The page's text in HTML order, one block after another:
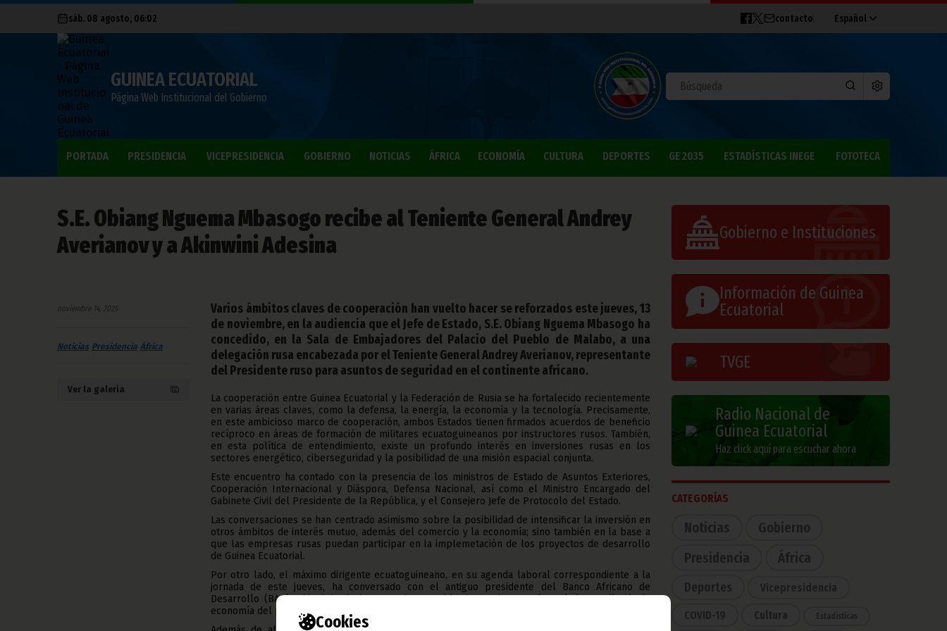
Cookies
sáb. 08 agosto, 06:02 contacto Español
GUINEA ECUATORIAL
Página Web Institucional del Gobierno
PORTADA PRESIDENCIA VICEPRESIDENCIA GOBIERNO NOTICIAS ÁFRICA ECONOMÍA CULTURA DEPORTES GE 2035 ESTADÍSTICAS INEGE FOTOTECA
S.E. Obiang Nguema Mbasogo recibe al Teniente General Andrey
Averianov y a Akinwini Adesina
noviembre 14, 2025
Noticias Presidencia África
Ver la galería
Varios ámbitos claves de cooperación han vuelto hacer se reforzados este jueves, 13
de noviembre, en la audiencia que el Jefe de Estado, S.E. Obiang Nguema Mbasogo ha
concedido, en la Sala de Embajadores del Palacio del Pueblo de Malabo, a una
delegación rusa encabezada por el Teniente General Andrey Averianov, representante
del Presidente ruso para asuntos de seguridad en el continente africano.
La cooperación entre Guinea Ecuatorial y la Federación de Rusia se ha fortalecido recientemente
en varias áreas claves, como la defensa, la energía, la economía y la tecnología. Precisamente,
en este ambicioso marco de cooperación, ambos Estados tienen firmados acuerdos de beneficio
recíproco en áreas de formación de militares ecuatoguineanos por instructores rusos. También,
en esta política de entendimiento, existe un profundo interés en inversiones rusas en los
sectores energético, ciberseguridad y la posibilidad de una misión espacial conjunta.
Este encuentro ha contado con la presencia de los ministros de Estado de Asuntos Exteriores,
Cooperación Internacional y Diáspora, Defensa Nacional, así como el Ministro Encargado del
Gabinete Civil del Presidente de la República, y el Consejero Jefe de Protocolo del Estado.
Las conversaciones se han centrado asimismo sobre la posibilidad de intensificar la inversión en
otros ámbitos de interés mutuo, además del comercio y la economía; sino también en la base a
que las empresas rusas puedan participar en la implemetación de los proyectos de desarrollo
de Guinea Ecuatorial.
Por otro lado, el máximo dirigente ecuatoguineano, en su agenda laboral correspondiente a la
jornada de este jueves, ha conversado con el antiguo presidente del Banco Africano de
Desarrollo (BAD), Akinwini Adesina, para intercambiar impresiones sobre el desarrollo de la
economía del país, en particular y del continente africano, en general.
Gobierno e Instituciones
Información de Guinea
Ecuatorial
TVGE
Radio Nacional de
Guinea Ecuatorial
Haz click aquí para escuchar ahora
CATEGORÍAS
Noticias
Gobierno
Presidencia
África
Deportes Vicepresidencia
COVID-19 Cultura Estadísticas